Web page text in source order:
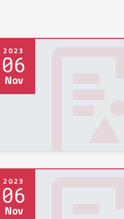
2023
06
Nov
2023
06
Nov